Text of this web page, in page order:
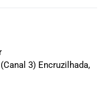
3) Encruzilhada,